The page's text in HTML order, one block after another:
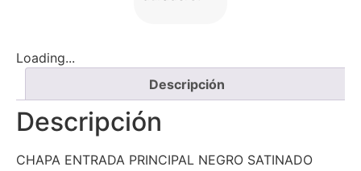
Loading...
Descripción
Descripción
CHAPA ENTRADA PRINCIPAL NEGRO SATINADO